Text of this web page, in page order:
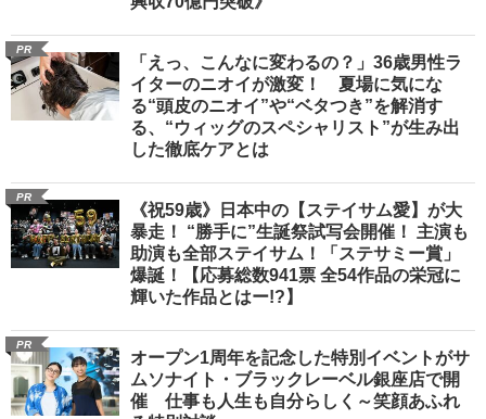
PR
「えっ、こんなに変わるの？」36歳男性ラ
イターのニオイが激変！ 夏場に気にな
る“頭皮のニオイ”や“ベタつき”を解消す
る、“ウィッグのスペシャリスト”が生み出
した徹底ケアとは
PR
《祝59歳》日本中の【ステイサム愛】が大
暴走！ “勝手に”生誕祭試写会開催！ 主演も
助演も全部ステイサム！「ステサミー賞」
爆誕！【応募総数941票 全54作品の栄冠に
輝いた作品とはー!?】
PR
オープン1周年を記念した特別イベントがサ
ムソナイト・ブラックレーベル銀座店で開
催 仕事も人生も自分らしく～笑顔あふれ